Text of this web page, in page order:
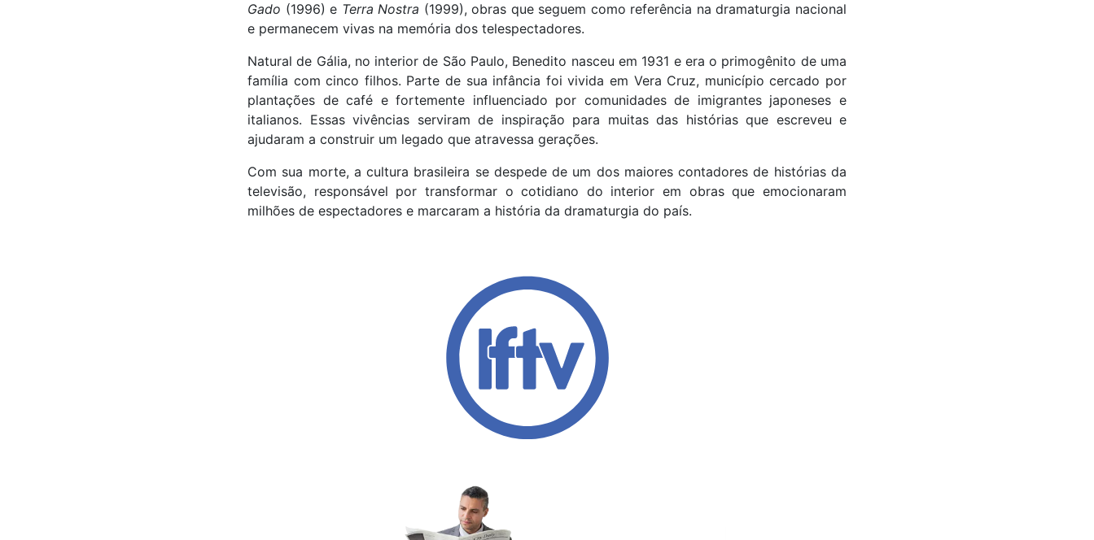
Gado (1996) e Terra Nostra (1999), obras que seguem como referência na dramaturgia nacional
e permanecem vivas na memória dos telespectadores.
Natural de Gália, no interior de São Paulo, Benedito nasceu em 1931 e era o primogênito de uma
família com cinco filhos. Parte de sua infância foi vivida em Vera Cruz, município cercado por
plantações de café e fortemente influenciado por comunidades de imigrantes japoneses e
italianos. Essas vivências serviram de inspiração para muitas das histórias que escreveu e
ajudaram a construir um legado que atravessa gerações.
Com sua morte, a cultura brasileira se despede de um dos maiores contadores de histórias da
televisão, responsável por transformar o cotidiano do interior em obras que emocionaram
milhões de espectadores e marcaram a história da dramaturgia do país.